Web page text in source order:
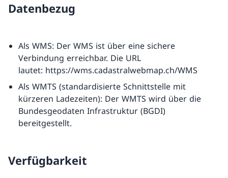
Datenbezug
Als WMS: Der WMS ist über eine sichere
Verbindung erreichbar. Die URL
lautet: https://wms.cadastralwebmap.ch/WMS
Als WMTS (standardisierte Schnittstelle mit
kürzeren Ladezeiten): Der WMTS wird über die
Bundesgeodaten Infrastruktur (BGDI)
bereitgestellt.
Verfügbarkeit